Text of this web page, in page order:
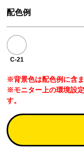
配色例
C-21
※背景色は配色例に含ま
※モニター上の環境設
す。